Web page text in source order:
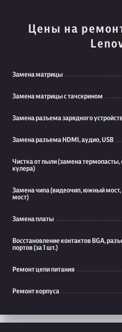
Цены на
Замена матрицы
Замена матрицы с тачскрином
Замена разъема зарядного
Замена разъема HDMI, аудио, USB
Чистка от пыли (замена термопасты,
кулера)
Замена чипа (видеочип, южный
мост)
Замена платы
Восстановление контактов BGA,
портов (за 1 шт.)
Ремонт цепи питания
Ремонт корпуса